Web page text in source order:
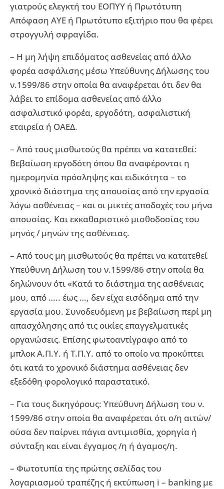
γιατρούς ελεγκτή του ΕΟΠΥΥ ή Πρωτότυπη
Απόφαση ΑΥΕ ή Πρωτότυπο εξιτήριο που θα φέρει
στρογγυλή σφραγίδα.
– Η μη λήψη επιδόματος ασθενείας από άλλο
φορέα ασφάλισης μέσω Υπεύθυνης Δήλωσης του
ν.1599/86 στην οποία θα αναφέρεται ότι δεν θα
λάβει το επίδομα ασθενείας από άλλο
ασφαλιστικό φορέα, εργοδότη, ασφαλιστική
εταιρεία ή ΟΑΕΔ.
– Από τους μισθωτούς θα πρέπει να κατατεθεί:
Βεβαίωση εργοδότη όπου θα αναφέρονται η
ημερομηνία πρόσληψης και ειδικότητα – το
χρονικό διάστημα της απουσίας από την εργασία
λόγω ασθένειας – και οι μικτές αποδοχές του μήνα
απουσίας. Και εκκαθαριστικό μισθοδοσίας του
μηνός / μηνών της ασθένειας.
– Από τους μη μισθωτούς θα πρέπει να κατατεθεί
Υπεύθυνη Δήλωση του ν.1599/86 στην οποία θα
δηλώνουν ότι «Κατά το διάστημα της ασθένειας
μου, από ….. έως …, δεν είχα εισόδημα από την
εργασία μου. Συνοδευόμενη με βεβαίωση περί μη
απασχόλησης από τις οικίες επαγγελματικές
οργανώσεις. Επίσης φωτοαντίγραφο από το
μπλοκ Α.Π.Υ. ή Τ.Π.Υ. από το οποίο να προκύπτει
ότι κατά το χρονικό διάστημα ασθένειας δεν
εξεδόθη φορολογικό παραστατικό.
– Για τους δικηγόρους: Υπεύθυνη Δήλωση του ν.
1599/86 στην οποία θα αναφέρεται ότι ο/η αιτών/
ούσα δεν παίρνει πάγια αντιμισθία, χορηγία ή
σύνταξη και είναι έγγαμος /η ή άγαμος/η.
– Φωτοτυπία της πρώτης σελίδας του
λογαριασμού τραπέζης ή εκτύπωση i – banking με